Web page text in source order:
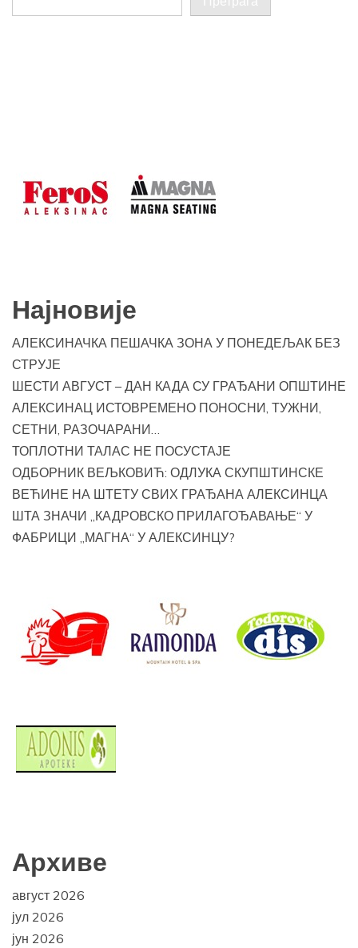
Најновије
АЛЕКСИНАЧКА ПЕШАЧКА ЗОНА У ПОНЕДЕЉАК БЕЗ
СТРУЈЕ
ШЕСТИ АВГУСТ – ДАН КАДА СУ ГРАЂАНИ ОПШТИНЕ
АЛЕКСИНАЦ ИСТОВРЕМЕНО ПОНОСНИ, ТУЖНИ,
СЕТНИ, РАЗОЧАРАНИ…
ТОПЛОТНИ ТАЛАС НЕ ПОСУСТАЈЕ
ОДБОРНИК ВЕЉКОВИЋ: ОДЛУКА СКУПШТИНСКЕ
ВЕЋИНЕ НА ШТЕТУ СВИХ ГРАЂАНА АЛЕКСИНЦА
ШТА ЗНАЧИ „КАДРОВСКО ПРИЛАГОЂАВАЊЕ“ У
ФАБРИЦИ „МАГНА“ У АЛЕКСИНЦУ?
Архиве
август 2026
јул 2026
јун 2026